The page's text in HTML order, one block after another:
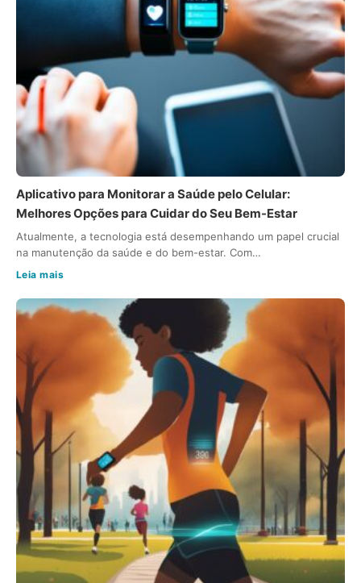
Aplicativo para Monitorar a Saúde pelo Celular:
Melhores Opções para Cuidar do Seu Bem-Estar
Atualmente, a tecnologia está desempenhando um papel crucial
na manutenção da saúde e do bem-estar. Com…
Leia mais